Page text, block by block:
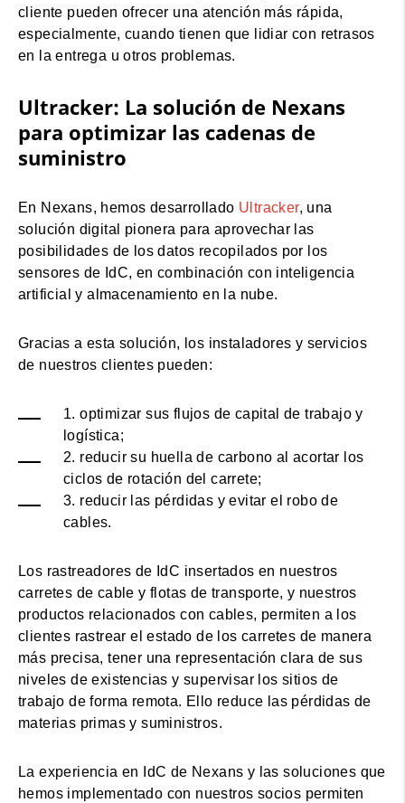
cliente pueden ofrecer una atención más rápida,
especialmente, cuando tienen que lidiar con retrasos
en la entrega u otros problemas.
Ultracker: La solución de Nexans
para optimizar las cadenas de
suministro
En Nexans, hemos desarrollado Ultracker, una
solución digital pionera para aprovechar las
posibilidades de los datos recopilados por los
sensores de IdC, en combinación con inteligencia
artificial y almacenamiento en la nube.
Gracias a esta solución, los instaladores y servicios
de nuestros clientes pueden:
1. optimizar sus flujos de capital de trabajo y
logística;
2. reducir su huella de carbono al acortar los
ciclos de rotación del carrete;
3. reducir las pérdidas y evitar el robo de
cables.
Los rastreadores de IdC insertados en nuestros
carretes de cable y flotas de transporte, y nuestros
productos relacionados con cables, permiten a los
clientes rastrear el estado de los carretes de manera
más precisa, tener una representación clara de sus
niveles de existencias y supervisar los sitios de
trabajo de forma remota. Ello reduce las pérdidas de
materias primas y suministros.
La experiencia en IdC de Nexans y las soluciones que
hemos implementado con nuestros socios permiten